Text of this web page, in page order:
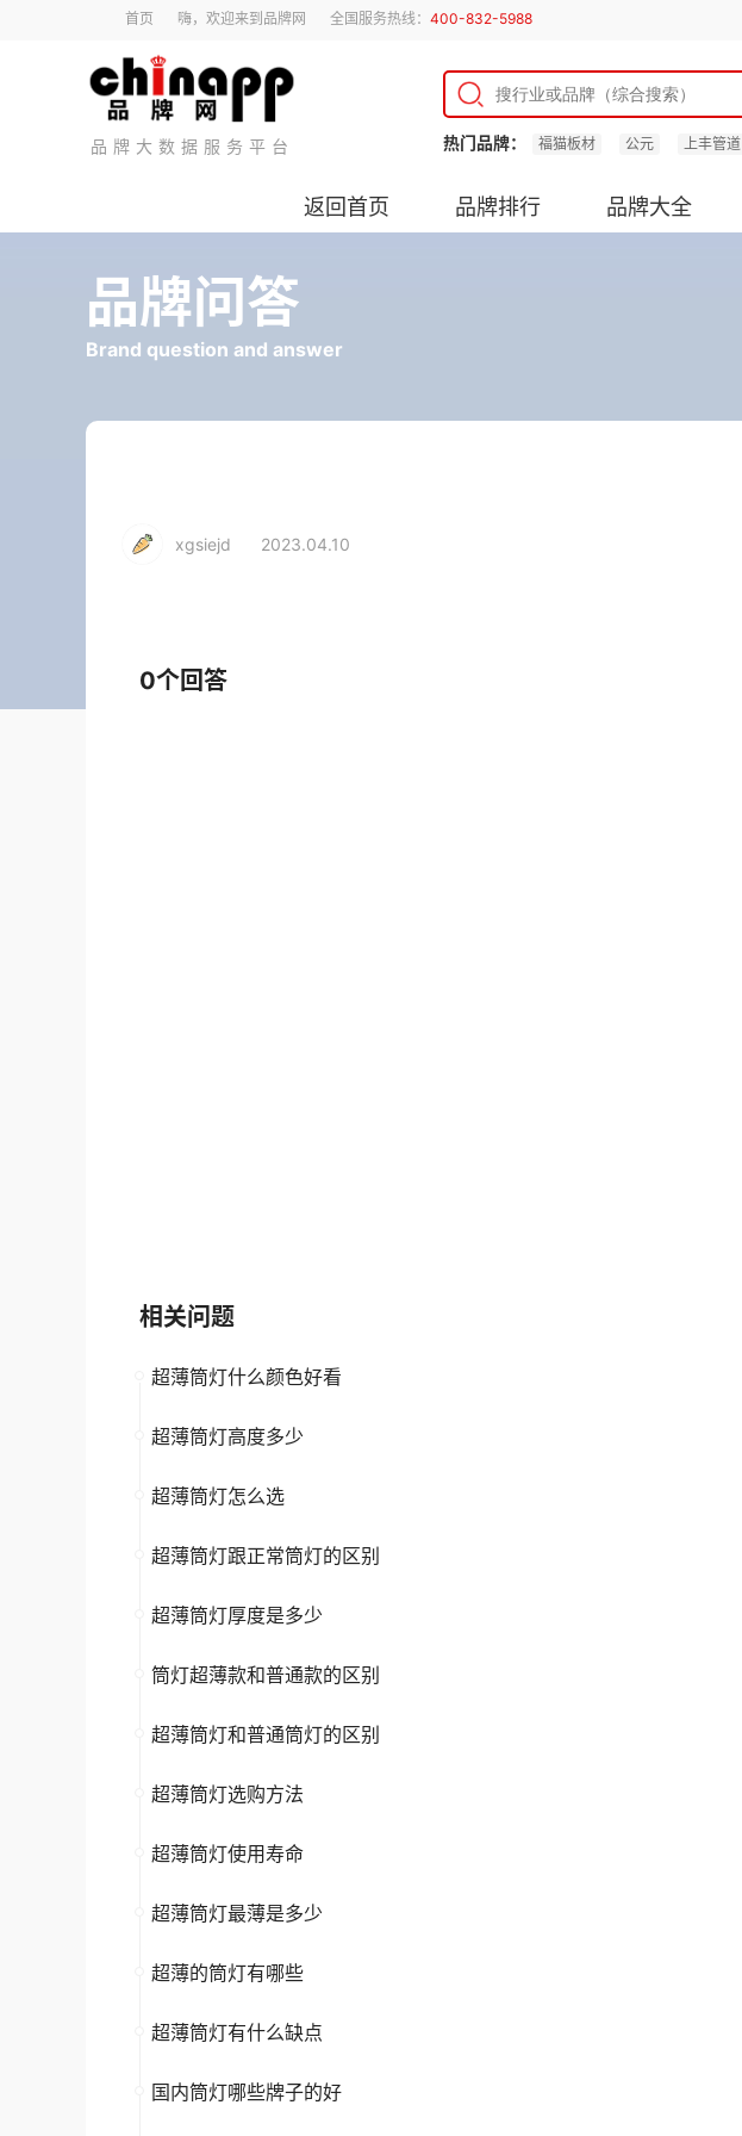
首页 嗨，欢迎来到品牌网 全国服务热线： 400-832-5988
品牌大数据服务平台 热门品牌： 福猫板材 公元 上丰管道
返回首页 品牌排行 品牌大全
品牌问答
Brand question and answer
xgsiejd 2023.04.10
0个回答
相关问题
超薄筒灯什么颜色好看
超薄筒灯高度多少
超薄筒灯怎么选
超薄筒灯跟正常筒灯的区别
超薄筒灯厚度是多少
筒灯超薄款和普通款的区别
超薄筒灯和普通筒灯的区别
超薄筒灯选购方法
超薄筒灯使用寿命
超薄筒灯最薄是多少
超薄的筒灯有哪些
超薄筒灯有什么缺点
国内筒灯哪些牌子的好